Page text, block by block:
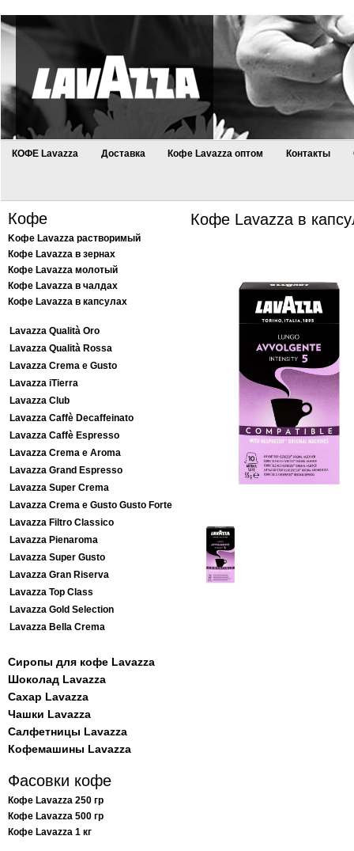
КОФЕ Lavazza Доставка Кофе Lavazza оптом Контакты
Кофе
Kофе Lavazza растворимый
Кофе Lavazza в зернах
Кофе Lavazza молотый
Кофе Lavazza в чалдах
Кофе Lavazza в капсулах
Lavazza Qualità Oro
Lavazza Qualità Rossa
Lavazza Crema e Gusto
Lavazza iTierra
Lavazza Club
Lavazza Caffè Decaffeinato
Lavazza Caffè Espresso
Lavazza Crema e Aroma
Lavazza Grand Espresso
Lavazza Super Crema
Lavazza Crema e Gusto Gusto Forte
Lavazza Filtro Classico
Lavazza Pienaroma
Lavazza Super Gusto
Lavazza Gran Riserva
Lavazza Top Class
Lavazza Gold Selection
Lavazza Bella Crema
Сиропы для кофе Lavazza
Шоколад Lavazza
Сахар Lavazza
Чашки Lavazza
Салфетницы Lavazza
Кофемашины Lavazza
Фасовки кофе
Кофе Lavazza 250 гр
Кофе Lavazza 500 гр
Кофе Lavazza 1 кг
Кофе Lavazza в